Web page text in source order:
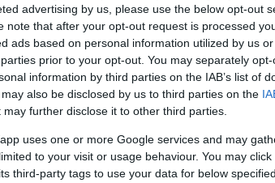
advertising by us, please use the below opt-out
note that after your opt-out request is processed
ads based on personal information utilized by us
prior to your opt-out. You may separately
information by third parties on the IAB’s list of
also be disclosed by us to third parties on the
may further disclose it to other third parties.
uses one or more Google services and may
to your visit or usage behaviour. You may
third-party tags to use your data for below
4komment
kozmunkatanacs tortenete
mukodese
A